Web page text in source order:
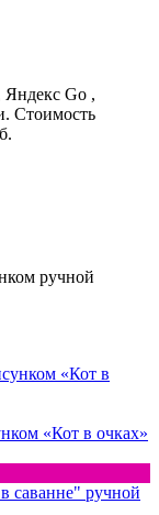
Go ,
Стоимость
ручной
«Кот в очках»